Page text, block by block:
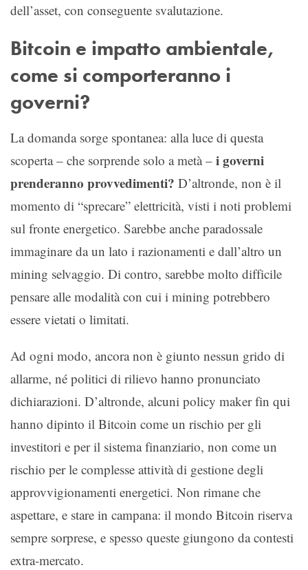
dell’asset, con conseguente svalutazione.
Bitcoin e impatto ambientale,
come si comporteranno i
governi?
La domanda sorge spontanea: alla luce di questa
scoperta – che sorprende solo a metà – i governi
prenderanno provvedimenti? D’altronde, non è il
momento di “sprecare” elettricità, visti i noti problemi
sul fronte energetico. Sarebbe anche paradossale
immaginare da un lato i razionamenti e dall’altro un
mining selvaggio. Di contro, sarebbe molto difficile
pensare alle modalità con cui i mining potrebbero
essere vietati o limitati.
Ad ogni modo, ancora non è giunto nessun grido di
allarme, né politici di rilievo hanno pronunciato
dichiarazioni. D’altronde, alcuni policy maker fin qui
hanno dipinto il Bitcoin come un rischio per gli
investitori e per il sistema finanziario, non come un
rischio per le complesse attività di gestione degli
approvvigionamenti energetici. Non rimane che
aspettare, e stare in campana: il mondo Bitcoin riserva
sempre sorprese, e spesso queste giungono da contesti
extra-mercato.